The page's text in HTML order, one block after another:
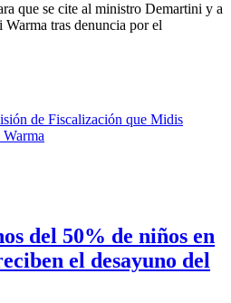
que se cite al ministro Demartini y a
tras denuncia por el
del 50% de niños en
el desayuno del